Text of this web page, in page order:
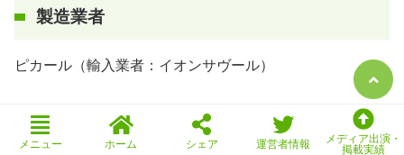
製造業者
ピカール（輸入業者：イオンサヴール）
メニュー ホーム シェア 運営者情報
メディア出演・
掲載実績